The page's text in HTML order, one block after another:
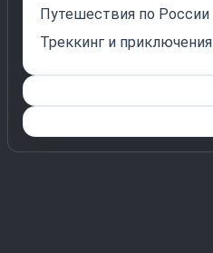
Путешествия по России
Треккинг и приключения